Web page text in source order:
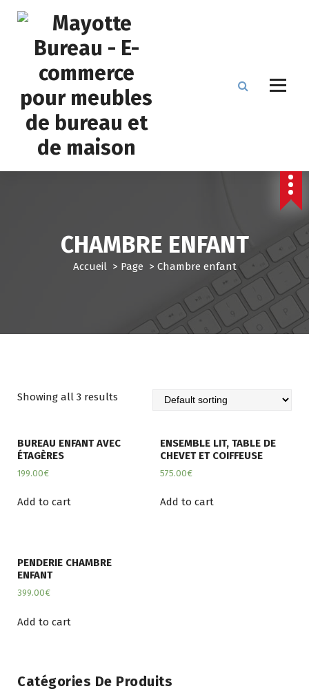
e
CHAMBRE ENFANT
Accueil> Page > Chambre enfant
Showing all 3 results
BUREAU ENFANT AVEC
ÉTAGÈRES
199.00€
Add to cart
ENSEMBLE LIT, TABLE DE
CHEVET ET COIFFEUSE
575.00€
Add to cart
PENDERIE CHAMBRE
ENFANT
399.00€
Add to cart
Catégories De Produits